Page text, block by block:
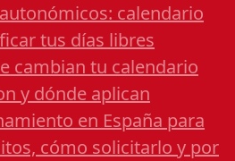
calendario
tus días libres
cambian tu calendario
y dónde aplican
en España para
cómo solicitarlo y por